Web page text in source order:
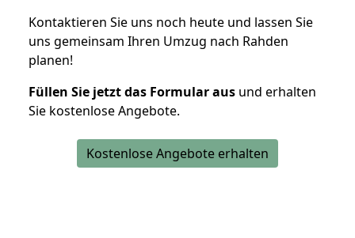
Kontaktieren Sie uns noch heute und lassen Sie
uns gemeinsam Ihren Umzug nach Rahden
planen!
Füllen Sie jetzt das Formular aus und erhalten
Sie kostenlose Angebote.
Kostenlose Angebote erhalten